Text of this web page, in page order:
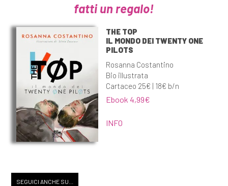
fatti un regalo!
THE TOP
IL MONDO DEI TWENTY ONE
PILOTS
Rosanna Costantino
Bio illustrata
Cartaceo 25€ | 18€ b/n
Ebook 4,99€
INFO
SEGUICI ANCHE SU...